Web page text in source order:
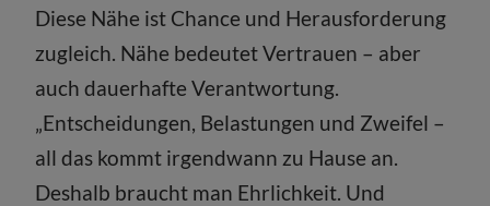
Diese Nähe ist Chance und Herausforderung
zugleich. Nähe bedeutet Vertrauen – aber
auch dauerhafte Verantwortung.
„Entscheidungen, Belastungen und Zweifel –
all das kommt irgendwann zu Hause an.
Deshalb braucht man Ehrlichkeit. Und